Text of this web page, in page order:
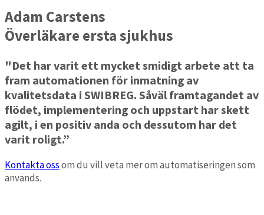
Adam Carstens
Överläkare ersta sjukhus
"Det har varit ett mycket smidigt arbete att ta
fram automationen för inmatning av
kvalitetsdata i SWIBREG. Såväl framtagandet av
flödet, implementering och uppstart har skett
agilt, i en positiv anda och dessutom har det
varit roligt.”
Kontakta ossom du vill veta mer om automatiseringen som
används.